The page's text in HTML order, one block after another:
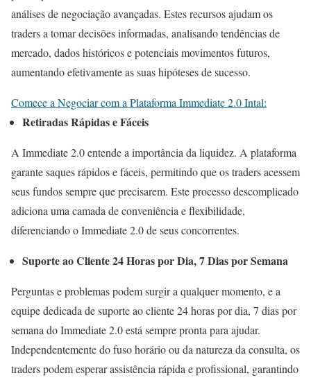
análises de negociação avançadas. Estes recursos ajudam os
traders a tomar decisões informadas, analisando tendências de
mercado, dados históricos e potenciais movimentos futuros,
aumentando efetivamente as suas hipóteses de sucesso.
Comece a Negociar com a Plataforma Immediate 2.0 Intal:
Retiradas Rápidas e Fáceis
A Immediate 2.0 entende a importância da liquidez. A plataforma
garante saques rápidos e fáceis, permitindo que os traders acessem
seus fundos sempre que precisarem. Este processo descomplicado
adiciona uma camada de conveniência e flexibilidade,
diferenciando o Immediate 2.0 de seus concorrentes.
Suporte ao Cliente 24 Horas por Dia, 7 Dias por Semana
Perguntas e problemas podem surgir a qualquer momento, e a
equipe dedicada de suporte ao cliente 24 horas por dia, 7 dias por
semana do Immediate 2.0 está sempre pronta para ajudar.
Independentemente do fuso horário ou da natureza da consulta, os
traders podem esperar assistência rápida e profissional, garantindo